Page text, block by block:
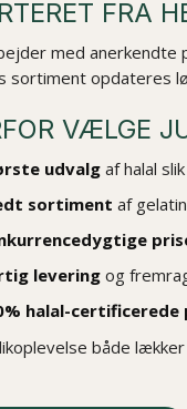
FRA
med anerkendte
sortiment opdateres
VÆLGE
udvalgaf halal
sortiment af
leveringog
halal-
både